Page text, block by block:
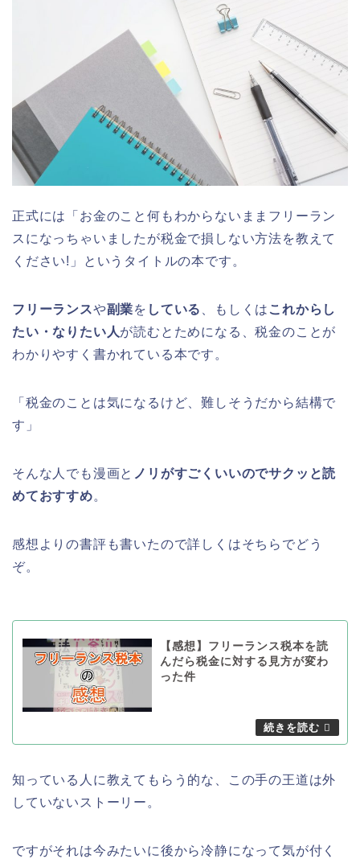
正式には「お金のこと何もわからないままフリーラン
スになっちゃいましたが税金で損しない方法を教えて
ください!」というタイトルの本です。
フリーランスや副業を している 、もしくは これからし
たい・なりたい人が読むとためになる、税金のことが
わかりやすく書かれている本です。
「税金のことは気になるけど、難しそうだから結構で
す」
そんな人でも漫画と ノリがすごくいいのでサクッと読
めておすすめ。
感想よりの書評も書いたので詳しくはそちらでどう
ぞ。
【感想】フリーランス税本を読
んだら税金に対する見方が変わ
った件
知っている人に教えてもらう的な、この手の王道は外
していないストーリー。
ですがそれは今みたいに後から冷静になって気が付く